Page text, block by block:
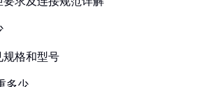
规格和型号
多少